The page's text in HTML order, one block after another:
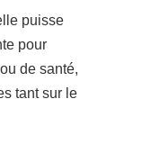
puisse
pour
de santé,
tant sur le